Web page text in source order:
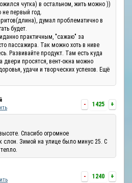
чутка) в остальном, жить можно ))
не первый год.
думал проблематично в
будет.
практичным, "сажаю" за
пассажира. Так можно хоть в ниве
Развивайте продукт. Там есть куда
просятся, вент-окна можно
удачи и творческих успехов. Ещё
- 1425 +
Спасибо огромное
слон. Зимой на улице было минус 25. С
- 1240 +